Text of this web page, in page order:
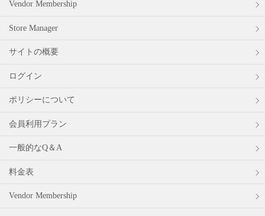
Vendor Membership
Store Manager
サイトの概要
ログイン
ポリシーについて
会員利用プラン
一般的なQ＆A
料金表
Vendor Membership